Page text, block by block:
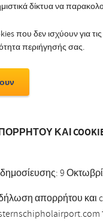
δίκτυα να
που δεν ισχύουν για
περιήγησής σας.
ΚΑΙ COOKIE
9
δήλωση απορρήτου